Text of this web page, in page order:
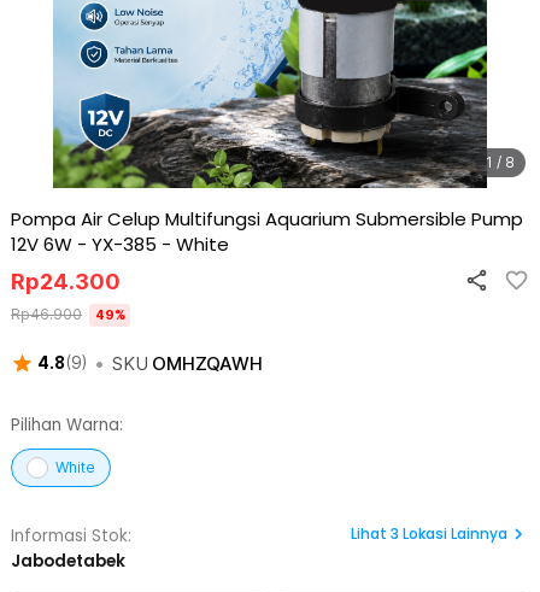
1 / 8
Pompa Air Celup Multifungsi Aquarium Submersible Pump
12V 6W - YX-385 - White
4.8(9) • SKU OMHZQAWH
Rp24.300
Rp46.900 49%
Pilihan Warna:
White
Informasi Stok:
Jabodetabek
Lihat 3 Lokasi Lainnya